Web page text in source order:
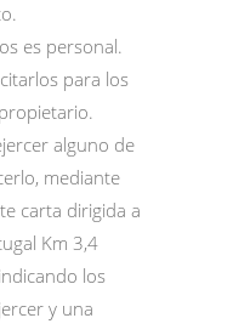
es personal.
para los
alguno de
mediante
carta dirigida a
Km 3,4
los
y una